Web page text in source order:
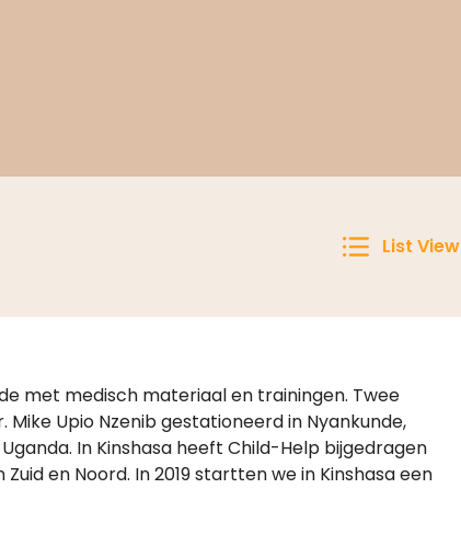
List View
met medisch materiaal en trainingen. Twee
Upio Nzenib gestationeerd in Nyankunde,
In Kinshasa heeft Child-Help bijgedragen
en Noord. In 2019 startten we in Kinshasa een